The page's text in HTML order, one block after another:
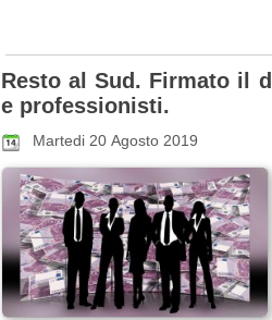
Resto al Sud. Firmato il
e professionisti.
Martedi 20 Agosto 2019